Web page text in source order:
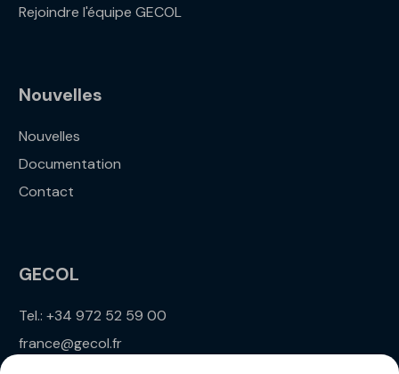
Rejoindre l'équipe GECOL
Nouvelles
Nouvelles
Documentation
Contact
GECOL
Tel.: +34 972 52 59 00
france@gecol.fr